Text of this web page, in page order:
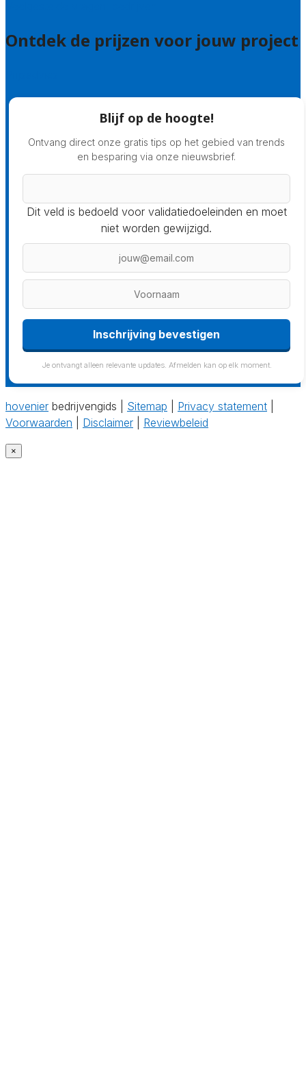
Ontdek de prijzen voor jouw project
Blijf op de hoogte!
Ontvang direct onze gratis tips op het gebied van trends
en besparing via onze nieuwsbrief.
Dit veld is bedoeld voor validatiedoeleinden en moet
niet worden gewijzigd.
Je ontvangt alleen relevante updates. Afmelden kan op elk moment.
hovenier bedrijvengids | Sitemap Privacy statement
Voorwaarden
Disclaimer Reviewbeleid
×